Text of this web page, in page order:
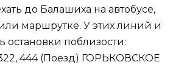
до Балашиха на автобусе,
маршрутке. У этих линий и
остановки поблизости:
322, 444 (Поезд) ГОРЬКОВСКОЕ